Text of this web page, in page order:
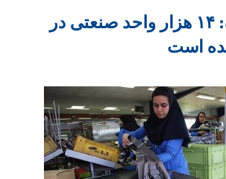
آمار تکان‌دهنده: ۱۴ هزار واحد صنعتی در
است